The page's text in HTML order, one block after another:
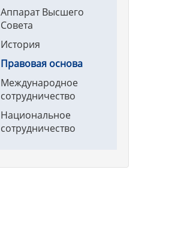
Аппарат Высшего
Совета
История
Правовая основа
Международное
сотрудничество
Национальное
сотрудничество